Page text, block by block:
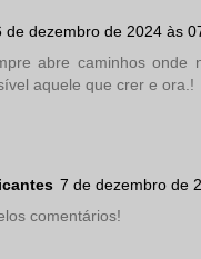
de dezembro de 2024 às
abre caminhos onde
aquele que crer e ora.!
7 de dezembro de
comentários!